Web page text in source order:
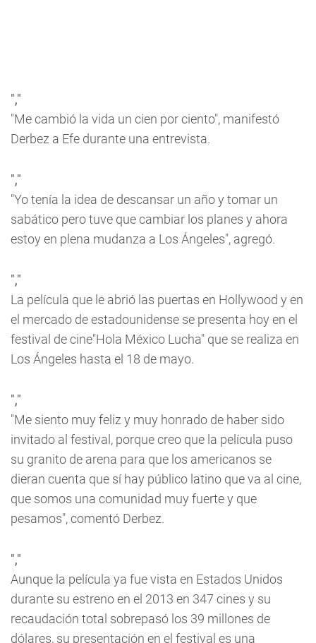
","
"Me cambió la vida un cien por ciento", manifestó
Derbez a Efe durante una entrevista.
","
"Yo tenía la idea de descansar un año y tomar un
sabático pero tuve que cambiar los planes y ahora
estoy en plena mudanza a Los Ángeles", agregó.
","
La película que le abrió las puertas en Hollywood y en
el mercado de estadounidense se presenta hoy en el
festival de cine"Hola México Lucha" que se realiza en
Los Ángeles hasta el 18 de mayo.
","
"Me siento muy feliz y muy honrado de haber sido
invitado al festival, porque creo que la película puso
su granito de arena para que los americanos se
dieran cuenta que sí hay público latino que va al cine,
que somos una comunidad muy fuerte y que
pesamos", comentó Derbez.
","
Aunque la película ya fue vista en Estados Unidos
durante su estreno en el 2013 en 347 cines y su
recaudación total sobrepasó los 39 millones de
dólares, su presentación en el festival es una